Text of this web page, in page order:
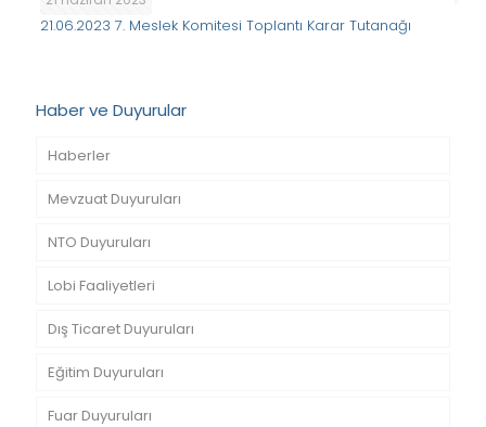
21.06.2023 7. Meslek Komitesi Toplantı Karar Tutanağı
Haber ve Duyurular
Haberler
Mevzuat Duyuruları
NTO Duyuruları
Lobi Faaliyetleri
Dış Ticaret Duyuruları
Eğitim Duyuruları
Fuar Duyuruları